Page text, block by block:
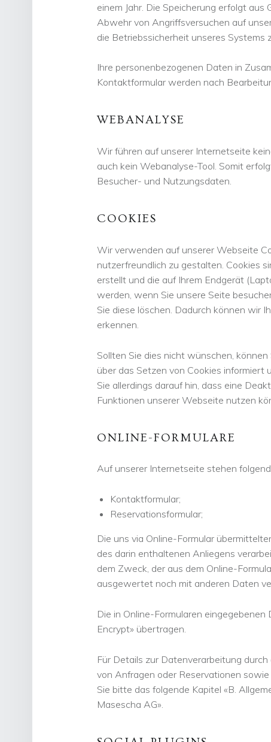
einem Jahr. Die Speicherung erfolgt
Abwehr von Angriffsversuchen auf
die Betriebssicherheit unseres Systems
Ihre personenbezogenen Daten in
Kontaktformular werden nach
WEBANALYSE
Wir führen auf unserer Internetseite
auch kein Webanalyse-Tool. Somit
Besucher- und Nutzungsdaten.
COOKIES
Wir verwenden auf unserer Webseite
nutzerfreundlich zu gestalten. Cookies
erstellt und die auf Ihrem Endgerät
werden, wenn Sie unsere Seite
Sie diese löschen. Dadurch können wir
erkennen.
Sollten Sie dies nicht wünschen,
über das Setzen von Cookies informiert
Sie allerdings darauf hin, dass eine
Funktionen unserer Webseite nutzen
ONLINE-FORMULARE
Auf unserer Internetseite stehen
Kontaktformular;
Reservationsformular;
Die uns via Online-Formular
des darin enthaltenen Anliegens
dem Zweck, der aus dem Online-
ausgewertet noch mit anderen Daten
Die in Online-Formularen
Encrypt» übertragen.
Für Details zur Datenverarbeitung
von Anfragen oder Reservationen
Sie bitte das folgende Kapitel «B.
Masescha AG».